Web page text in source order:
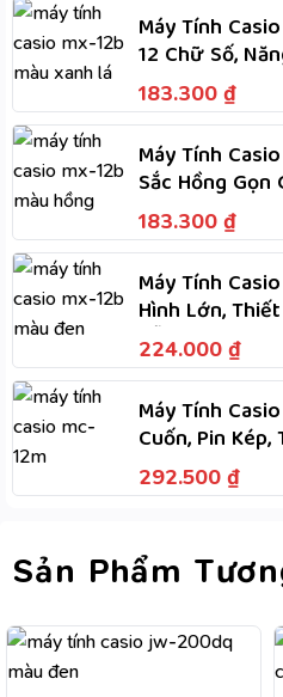
Máy Tính
12 Chữ Số,
Độc Lập, Tính
183.300 ₫
Máy Tính
Sắc Hồng Gọn
Lớn, Phím Dẻo,
183.300 ₫
Máy Tính
Hình Lớn,
Dễ Dàng
224.000 ₫
Máy Tính
Cuốn, Pin
Khấu, M+, M-
292.500 ₫
Sản Phẩm